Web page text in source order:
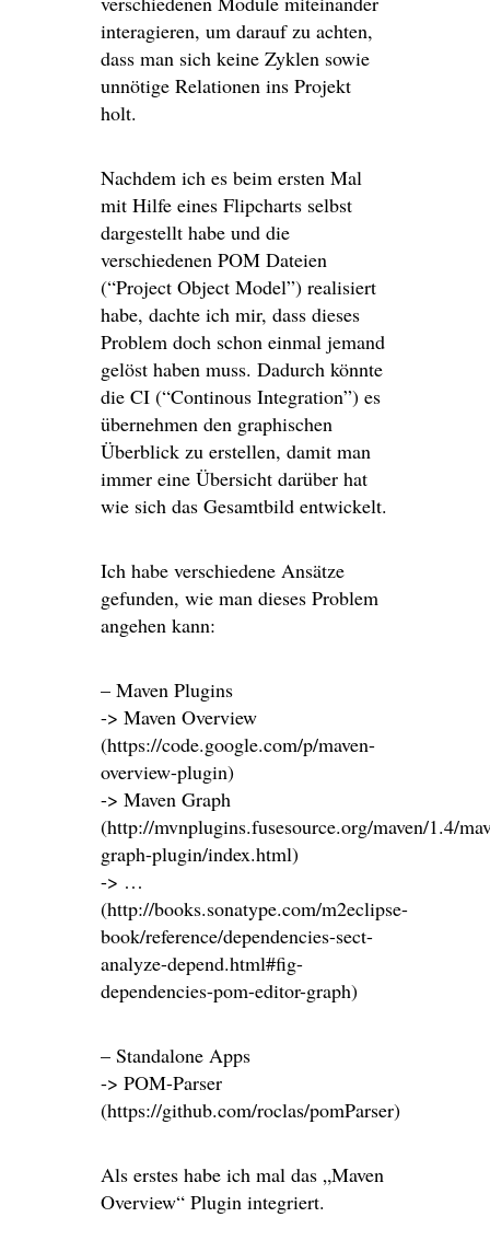
interagieren, um darauf zu achten,
dass man sich keine Zyklen sowie
unnötige Relationen ins Projekt
holt.
Nachdem ich es beim ersten Mal
mit Hilfe eines Flipcharts selbst
dargestellt habe und die
verschiedenen POM Dateien
(“Project Object Model”) realisiert
habe, dachte ich mir, dass dieses
Problem doch schon einmal jemand
gelöst haben muss. Dadurch könnte
die CI (“Continous Integration”) es
übernehmen den graphischen
Überblick zu erstellen, damit man
immer eine Übersicht darüber hat
wie sich das Gesamtbild entwickelt.
Ich habe verschiedene Ansätze
gefunden, wie man dieses Problem
angehen kann:
– Maven Plugins
-> Maven Overview
(https://code.google.com/p/maven-
overview-plugin)
-> Maven Graph
(http://mvnplugins.fusesource.org/maven/1.4/
graph-plugin/index.html)
-> …
(http://books.sonatype.com/m2eclipse-
book/reference/dependencies-sect-
analyze-depend.html#fig-
dependencies-pom-editor-graph)
– Standalone Apps
-> POM-Parser
(https://github.com/roclas/pomParser)
Als erstes habe ich mal das „Maven
Overview“ Plugin integriert.